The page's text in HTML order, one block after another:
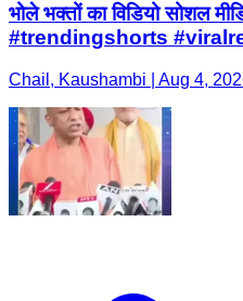
भोले भक्तों का विडियो सोशल
#trendingshorts
Chail, Kaushambi | Aug 4,